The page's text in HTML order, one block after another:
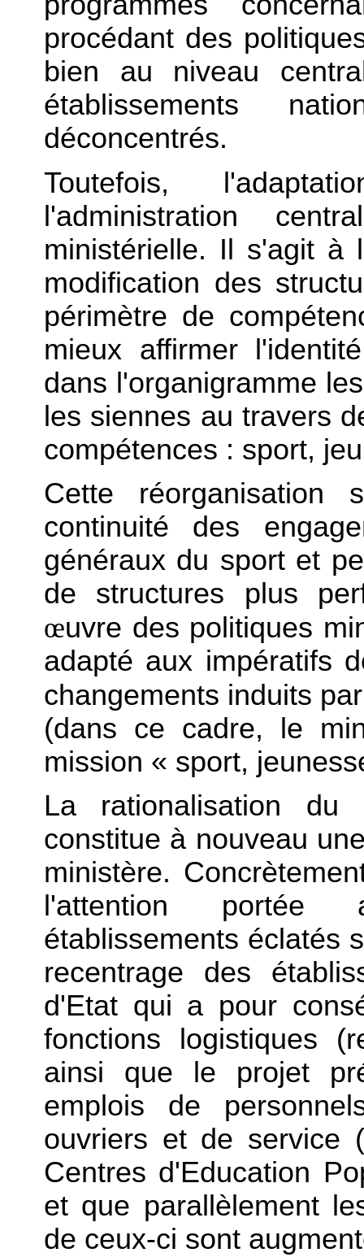
procédant des
bien au niveau
établissements
déconcentrés.
Toutefois,
l'administration
ministérielle. Il s'agit
modification des
périmètre de
mieux affirmer
dans l'organigramme
les siennes au travers
compétences : sport,
Cette réorganisation
continuité des
généraux du sport et
de structures plus
œuvre des politiques
adapté aux impératifs
changements induits
(dans ce cadre, le
mission « sport,
La rationalisation du
constitue à nouveau
ministère.
l'attention portée
établissements éclatés
recentrage des
d'Etat qui a pour
fonctions logistiques
ainsi que le projet
emplois de
ouvriers et de service
Centres d'Education
et que parallèlement
de ceux-ci sont